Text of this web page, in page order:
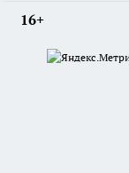
16+